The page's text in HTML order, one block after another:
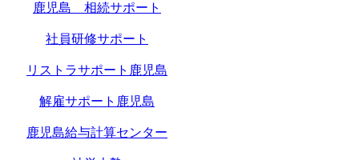
鹿児島 相続サポート
社員研修サポート
リストラサポート鹿児島
解雇サポート鹿児島
鹿児島給与計算センター